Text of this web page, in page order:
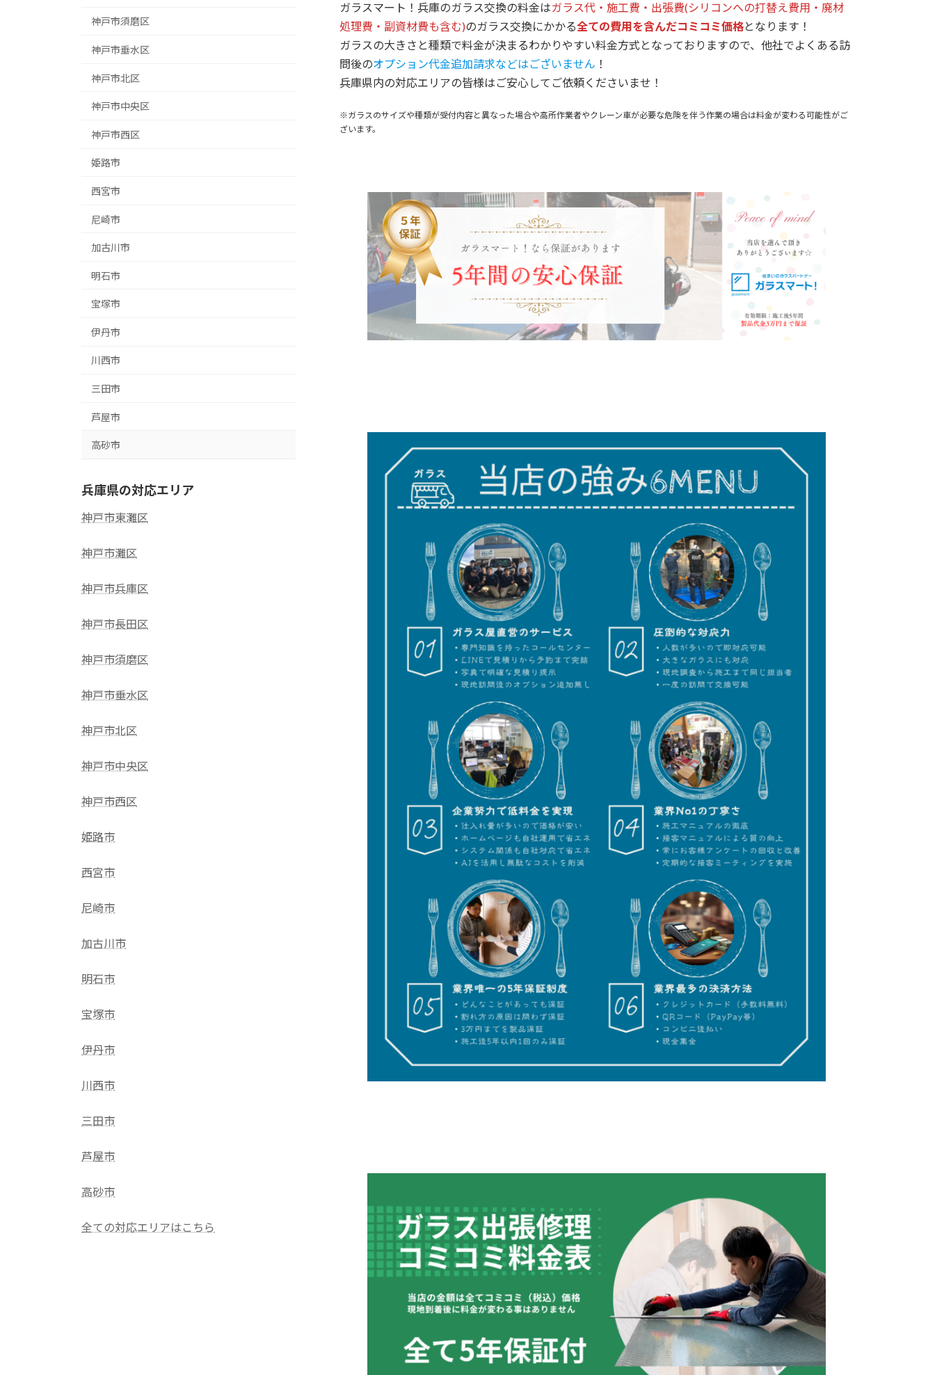
ガラスマート！兵庫のガラス交換の料金はガラス代・施工費・出張費(シリコンへの打替え費用・廃材
処理費・副資材費も含む)のガラス交換にかかる全ての費用を含んだコミコミ価格となります！
ガラスの大きさと種類で料金が決まるわかりやすい料金方式となっておりますので、他社でよくある訪
問後のオプション代金追加請求などはございません ！
兵庫県内の対応エリアの皆様はご安心してご依頼くださいませ！
※ガラスのサイズや種類が受付内容と異なった場合や高所作業者やクレーン車が必要な危険を伴う作業の場合は料金が変わる可能性がご
ざいます。
神戸市須磨区
神戸市垂水区
神戸市北区
神戸市中央区
神戸市西区
姫路市
西宮市
尼崎市
加古川市
明石市
宝塚市
伊丹市
川西市
三田市
芦屋市
高砂市
兵庫県の対応エリア
神戸市東灘区
神戸市灘区
神戸市兵庫区
神戸市長田区
神戸市須磨区
神戸市垂水区
神戸市北区
神戸市中央区
神戸市西区
姫路市
西宮市
尼崎市
加古川市
明石市
宝塚市
伊丹市
川西市
三田市
芦屋市
高砂市
全ての対応エリアはこちら